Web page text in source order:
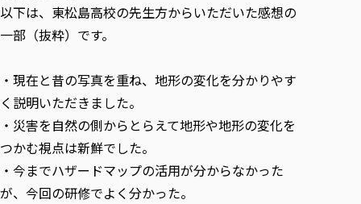
以下は、東松島高校の先生方からいただいた感想の
一部（抜粋）です。
・現在と昔の写真を重ね、地形の変化を分かりやす
く説明いただきました。
・災害を自然の側からとらえて地形や地形の変化を
つかむ視点は新鮮でした。
・今までハザードマップの活用が分からなかった
が、今回の研修でよく分かった。